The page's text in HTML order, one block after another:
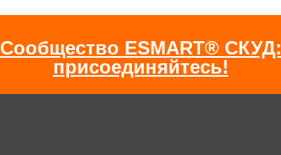
Сообщество ESMART® СКУД:
присоединяйтесь!